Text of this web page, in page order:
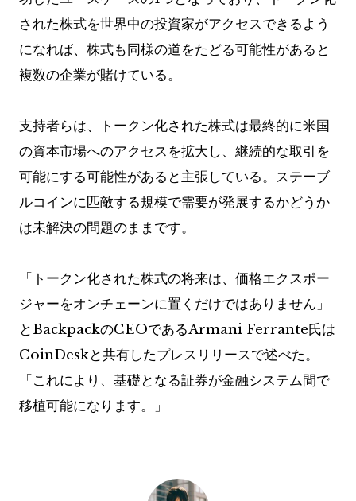
された株式を世界中の投資家がアクセスできるよう
になれば、株式も同様の道をたどる可能性があると
複数の企業が賭けている。
支持者らは、トークン化された株式は最終的に米国
の資本市場へのアクセスを拡大し、継続的な取引を
可能にする可能性があると主張している。ステーブ
ルコインに匹敵する規模で需要が発展するかどうか
は未解決の問題のままです。
「トークン化された株式の将来は、価格エクスポー
ジャーをオンチェーンに置くだけではありません」
とBackpackのCEOであるArmani Ferrante氏は
CoinDeskと共有したプレスリリースで述べた。
「これにより、基礎となる証券が金融システム間で
移植可能になります。」